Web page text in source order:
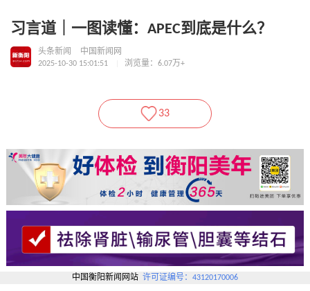
习言道｜一图读懂：APEC到底是什么？
头条新闻
中国新闻网
2025-10-30 15:01:51
浏览量：6.07万+
33
中国衡阳新闻网站 许可证编号：43120170006